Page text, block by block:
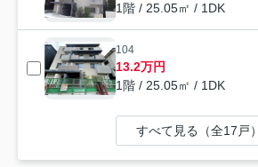
1階 / 25.05㎡ / 1DK
104
13.2万円
1階 / 25.05㎡ / 1DK
すべて見る（全17戸）